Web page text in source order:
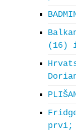
(16)
prvi;